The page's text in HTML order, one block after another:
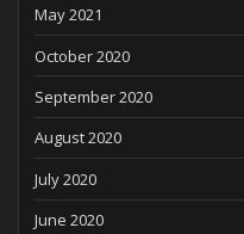
May 2021
October 2020
September 2020
August 2020
July 2020
June 2020